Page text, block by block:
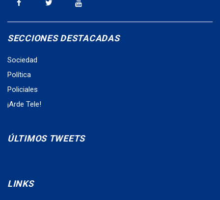
SECCIONES DESTACADAS
Sociedad
Política
Policiales
¡Arde Tele!
ÚLTIMOS TWEETS
LINKS